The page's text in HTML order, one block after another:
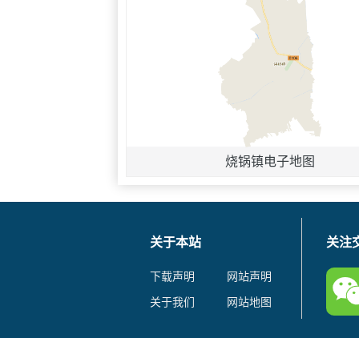
烧锅镇电子地图
关于本站
下载声明
网站声明
关于我们
网站地图
关注